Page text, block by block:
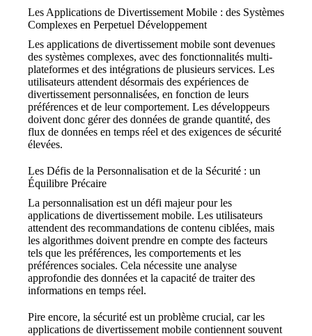
Les Applications de Divertissement Mobile : des Systèmes
Complexes en Perpetuel Développement
Les applications de divertissement mobile sont devenues
des systèmes complexes, avec des fonctionnalités multi-
plateformes et des intégrations de plusieurs services. Les
utilisateurs attendent désormais des expériences de
divertissement personnalisées, en fonction de leurs
préférences et de leur comportement. Les développeurs
doivent donc gérer des données de grande quantité, des
flux de données en temps réel et des exigences de sécurité
élevées.
Les Défis de la Personnalisation et de la Sécurité : un
Équilibre Précaire
La personnalisation est un défi majeur pour les
applications de divertissement mobile. Les utilisateurs
attendent des recommandations de contenu ciblées, mais
les algorithmes doivent prendre en compte des facteurs
tels que les préférences, les comportements et les
préférences sociales. Cela nécessite une analyse
approfondie des données et la capacité de traiter des
informations en temps réel.
Pire encore, la sécurité est un problème crucial, car les
applications de divertissement mobile contiennent souvent